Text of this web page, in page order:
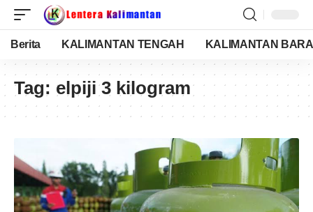
Berita KALIMANTAN TENGAH KALIMANTAN
Tag: elpiji 3 kilogram